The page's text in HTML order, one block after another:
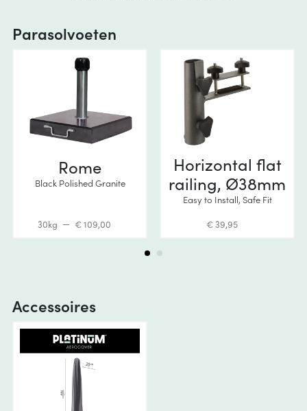
Parasolvoeten
Rome
Black Polished Granite
30kg € 109,00
Horizontal flat
railing, Ø38mm
Easy to Install, Safe Fit
€ 39,95
Accessoires